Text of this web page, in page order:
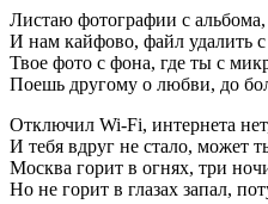
Листаю фотографии с
И нам кайфово, файл удалить
Твое фото с фона, где ты с
Поешь другому о любви, до
Отключил Wi-Fi, интернета
И тебя вдруг не стало, может
Москва горит в огнях, три
Но не горит в глазах запал,